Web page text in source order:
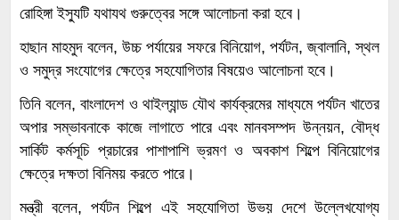
রোহিঙ্গা ইস্যুটি যথাযথ গুরুত্বের সঙ্গে আলোচনা করা হবে।
হাছান মাহমুদ বলেন, উচ্চ পর্যায়ের সফরে বিনিয়োগ, পর্যটন, জ্বালানি, স্থল
ও সমুদ্র সংযোগের ক্ষেত্রে সহযোগিতার বিষয়েও আলোচনা হবে।
তিনি বলেন, বাংলাদেশ ও থাইল্যান্ড যৌথ কার্যক্রমের মাধ্যমে পর্যটন খাতের
অপার সম্ভাবনাকে কাজে লাগাতে পারে এবং মানবসম্পদ উন্নয়ন, বৌদ্ধ
সার্কিট কর্মসূচি প্রচারের পাশাপাশি ভ্রমণ ও অবকাশ শিল্পে বিনিয়োগের
ক্ষেত্রে দক্ষতা বিনিময় করতে পারে।
মন্ত্রী বলেন, পর্যটন শিল্পে এই সহযোগিতা উভয় দেশে উল্লেখযোগ্য